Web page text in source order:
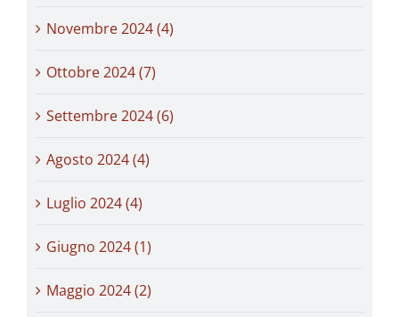
Novembre 2024 (4)
Ottobre 2024 (7)
Settembre 2024 (6)
Agosto 2024 (4)
Luglio 2024 (4)
Giugno 2024 (1)
Maggio 2024 (2)